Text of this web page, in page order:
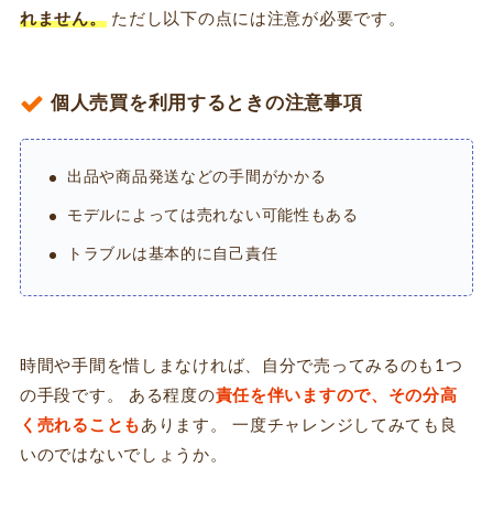
れません。ただし以下の点には注意が必要です。
個人売買を利用するときの注意事項
出品や商品発送などの手間がかかる
モデルによっては売れない可能性もある
トラブルは基本的に自己責任
時間や手間を惜しまなければ、自分で売ってみるのも1つ
の手段です。 ある程度の責任を伴いますので、その分高
く売れることも あります。 一度チャレンジしてみても良
いのではないでしょうか。